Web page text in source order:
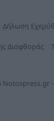
Δήλωση
Διαφθοράς
Notospress.gr